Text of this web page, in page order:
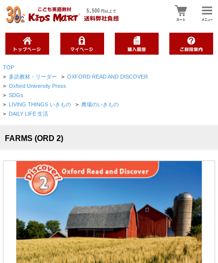
TOP
> 多読教材・リーダー > OXFORD READ AND DISCOVER
> Oxford University Press
> SDGs
> LIVING THINGS いきもの > 農場のいきもの
> DAILY LIFE 生活
FARMS (ORD 2)